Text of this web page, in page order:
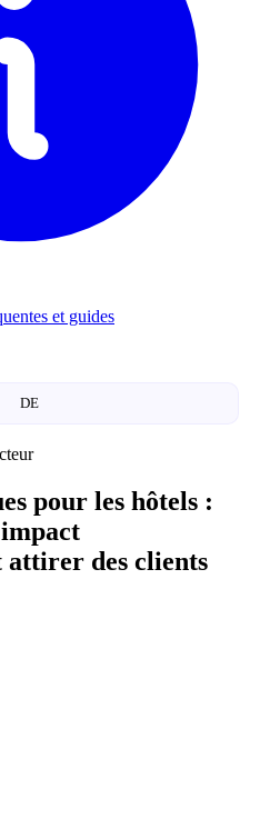
et guides
DE
pour les hôtels :
attirer des clients